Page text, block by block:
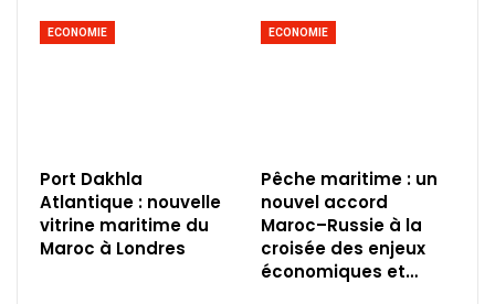
ECONOMIE
Port Dakhla
Atlantique : nouvelle
vitrine maritime du
Maroc à Londres
ECONOMIE
Pêche maritime : un
nouvel accord
Maroc–Russie à la
croisée des enjeux
économiques et…